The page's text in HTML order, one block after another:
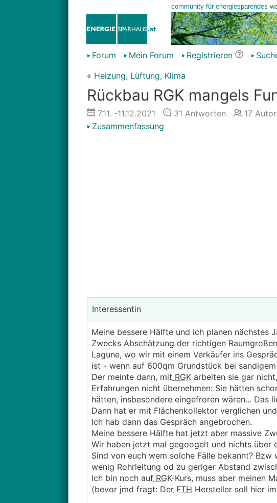
Forum Mein Forum Registrieren
« Heizung, Lüftung, Klima
Rückbau RGK mangels
7.11. -11.12.2021 31 Antworten 17
Zusammenfassung
Interessentin
Meine bessere Hälfte und ich planen nächstes
Zwecks Abschätzung der richtigen
Lagune, wo wir mit einem Verkäufer ins
ist - wenn auf 600qm Grundstück bei sandigem
Der meinte dann, mit RGKarbeiten sie gar
Erfahrungen nicht übernehmen: Sie hätten
hätten, insbesondere eingefroren wären... Das
Dann hat er mit Flächenkollektor verglichen
Ich hab dann das Gespräch angebrochen.
Meine bessere Hälfte hat jetzt aber massive
Wir haben jetzt mal gegoogelt und nichts über
Sind von euch wem solche Fälle bekannt?
wenig Rohrleitung od zu geriger Abstand
Ich bin noch aufRGK-Kurs, muss aber meinen
(bevor jmd fragt: DerFTH Hersteller soll hier